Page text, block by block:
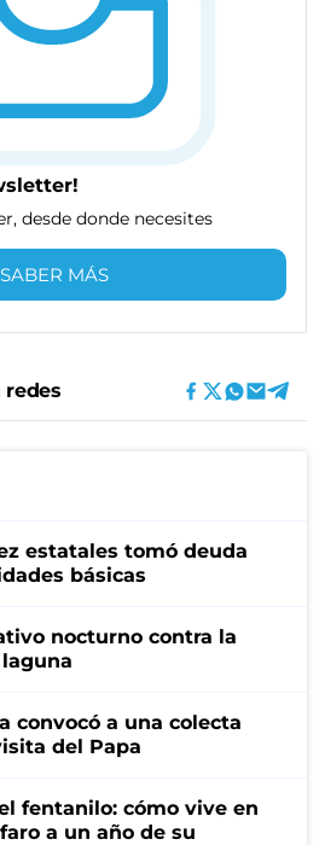
desde donde necesites
SABER MÁS
redes
estatales tomó deuda
básicas
nocturno contra la
convocó a una colecta
del Papa
fentanilo: cómo vive en
a un año de su